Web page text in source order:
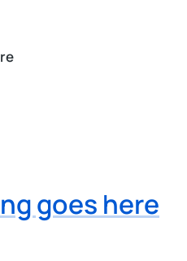
goes here